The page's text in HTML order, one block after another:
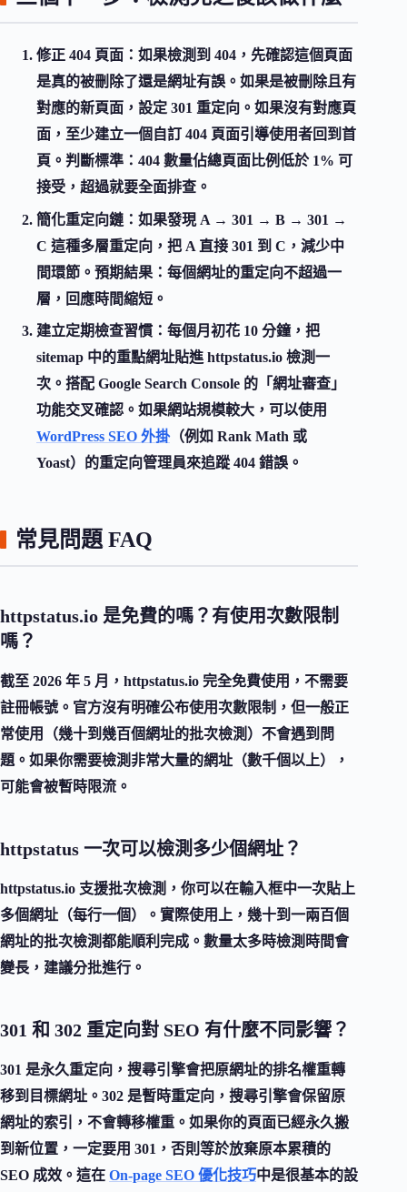
修正 404 頁面 ：如果檢測到 404，先確認這個頁面
是真的被刪除了還是網址有誤。如果是被刪除且有
對應的新頁面，設定 301 重定向。如果沒有對應頁
面，至少建立一個自訂 404 頁面引導使用者回到首
頁。判斷標準：404 數量佔總頁面比例低於 1% 可
接受，超過就要全面排查。
簡化重定向鏈 ：如果發現 A → 301 → B → 301 →
C 這種多層重定向，把 A 直接 301 到 C，減少中
間環節。預期結果：每個網址的重定向不超過一
層，回應時間縮短。
建立定期檢查習慣 ：每個月初花 10 分鐘，把
sitemap 中的重點網址貼進 httpstatus.io 檢測一
次。搭配 Google Search Console 的「網址審查」
功能交叉確認。如果網站規模較大，可以使用
WordPress SEO 外掛（例如 Rank Math 或
Yoast）的重定向管理員來追蹤 404 錯誤。
常見問題 FAQ
httpstatus.io 是免費的嗎？有使用次數限制
嗎？
截至 2026 年 5 月，httpstatus.io 完全免費使用，不需要
註冊帳號。官方沒有明確公布使用次數限制，但一般正
常使用（幾十到幾百個網址的批次檢測）不會遇到問
題。如果你需要檢測非常大量的網址（數千個以上），
可能會被暫時限流。
httpstatus 一次可以檢測多少個網址？
httpstatus.io 支援批次檢測，你可以在輸入框中一次貼上
多個網址（每行一個）。實際使用上，幾十到一兩百個
網址的批次檢測都能順利完成。數量太多時檢測時間會
變長，建議分批進行。
301 和 302 重定向對 SEO 有什麼不同影響？
301 是永久重定向，搜尋引擎會把原網址的排名權重轉
移到目標網址。302 是暫時重定向，搜尋引擎會保留原
網址的索引，不會轉移權重。如果你的頁面已經永久搬
到新位置，一定要用 301，否則等於放棄原本累積的
SEO 成效。這在 On-page SEO 優化技巧中是很基本的設